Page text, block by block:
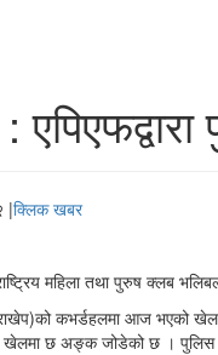
|क्लिक खबर
महिला तथा पुरुष क्लब भलिबल
कभर्डहलमा आज भएको
खेलमा छ अङ्क जोडेको छ ।